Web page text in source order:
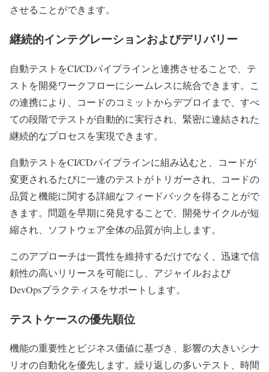
させることができます。
継続的インテグレーションおよびデリバリー
自動テストをCI/CDパイプラインと連携させることで、テ
ストを開発ワークフローにシームレスに統合できます。こ
の連携により、コードのコミットからデプロイまで、すべ
ての段階でテストが自動的に実行され、緊密に連結された
継続的なプロセスを実現できます。
自動テストをCI/CDパイプラインに組み込むと、コードが
変更されるたびに一連のテストがトリガーされ、コードの
品質と機能に関する詳細なフィードバックを得ることがで
きます。問題を早期に発見することで、開発サイクルが短
縮され、ソフトウェア全体の品質が向上します。
このアプローチは一貫性を維持するだけでなく、迅速で信
頼性の高いリリースを可能にし、アジャイルおよび
DevOpsプラクティスをサポートします。
テストケースの優先順位
機能の重要性とビジネス価値に基づき、影響の大きいシナ
リオの自動化を優先します。繰り返しの多いテスト、時間